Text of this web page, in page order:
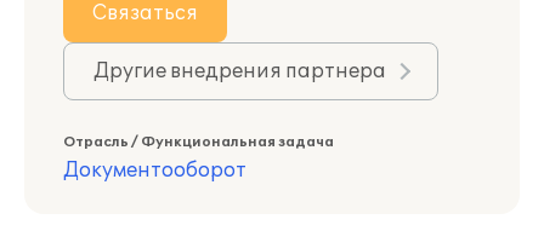
Связаться
Другие внедрения партнера
Отрасль / Функциональная задача
Документооборот